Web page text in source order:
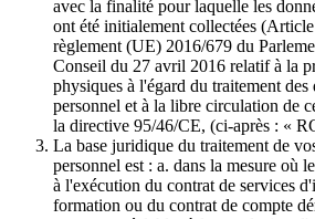
avec la finalité pour laquelle les
ont été initialement collectées
règlement (UE) 2016/679 du
Conseil du 27 avril 2016 relatif à la
physiques à l'égard du traitement des
personnel et à la libre circulation de
la directive 95/46/CE, (ci-après : «
La base juridique du traitement de
personnel est : a. dans la mesure où
à l'exécution du contrat de services
formation ou du contrat de compte